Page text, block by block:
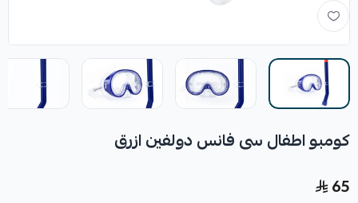
كومبو اطفال سى فانس دولفين ازرق
65